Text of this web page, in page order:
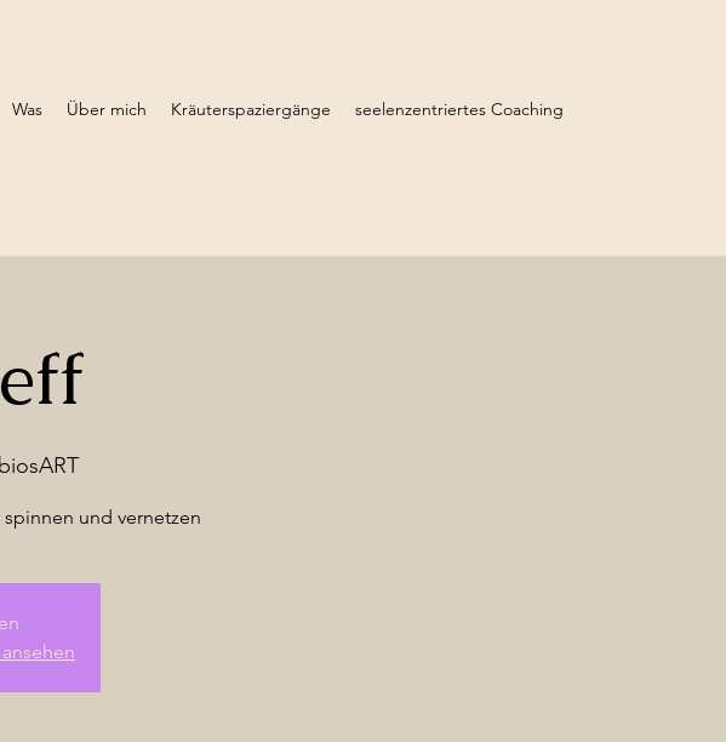
Was Über mich Kräuterspaziergänge seelenzentriertes Coaching
und vernetzen